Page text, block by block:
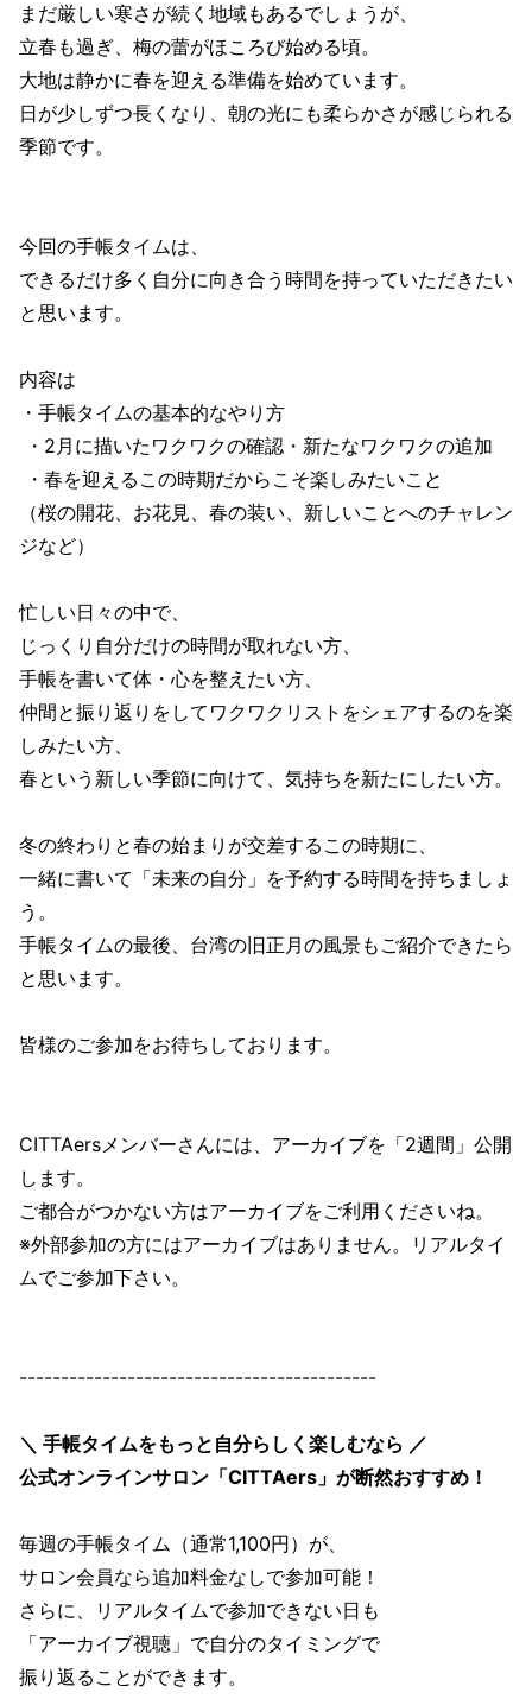
まだ厳しい寒さが続く地域もあるでしょうが、
立春も過ぎ、梅の蕾がほころび始める頃。
大地は静かに春を迎える準備を始めています。
日が少しずつ長くなり、朝の光にも柔らかさが感じられる
季節です。
今回の手帳タイムは、
できるだけ多く自分に向き合う時間を持っていただきたい
と思います。
内容は
・手帳タイムの基本的なやり方
・2月に描いたワクワクの確認・新たなワクワクの追加
・春を迎えるこの時期だからこそ楽しみたいこと
（桜の開花、お花見、春の装い、新しいことへのチャレン
ジなど）
忙しい日々の中で、
じっくり自分だけの時間が取れない方、
手帳を書いて体・心を整えたい方、
仲間と振り返りをしてワクワクリストをシェアするのを楽
しみたい方、
春という新しい季節に向けて、気持ちを新たにしたい方。
冬の終わりと春の始まりが交差するこの時期に、
一緒に書いて「未来の自分」を予約する時間を持ちましょ
う。
手帳タイムの最後、台湾の旧正月の風景もご紹介できたら
と思います。
皆様のご参加をお待ちしております。
CITTAersメンバーさんには、アーカイブを「2週間」公開
します。
ご都合がつかない方はアーカイブをご利用くださいね。
※外部参加の方にはアーカイブはありません。リアルタイ
ムでご参加下さい。
-------------------------------------------
＼ 手帳タイムをもっと自分らしく楽しむなら ／
公式オンラインサロン「CITTAers」が断然おすすめ！
毎週の手帳タイム（通常1,100円）が、
サロン会員なら追加料金なしで参加可能！
さらに、リアルタイムで参加できない日も
「アーカイブ視聴」で自分のタイミングで
振り返ることができます。